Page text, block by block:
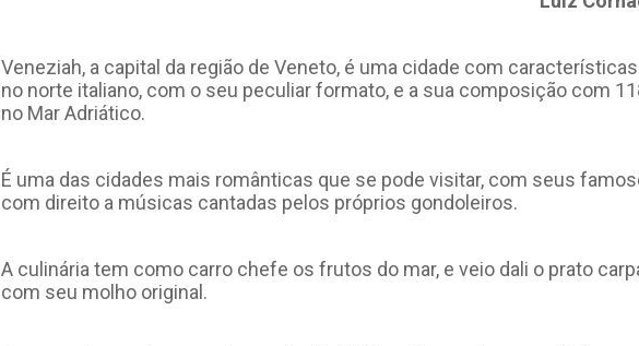
Veneziah, a capital da região de Veneto, é uma cidade com
no norte italiano, com o seu peculiar formato, e a sua composição com
no Mar Adriático.
É uma das cidades mais românticas que se pode visitar, com seus
com direito a músicas cantadas pelos próprios gondoleiros.
A culinária tem como carro chefe os frutos do mar, e veio dali o prato
com seu molho original.